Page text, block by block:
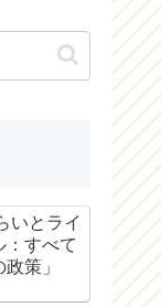
いとライ
：すべて
策」